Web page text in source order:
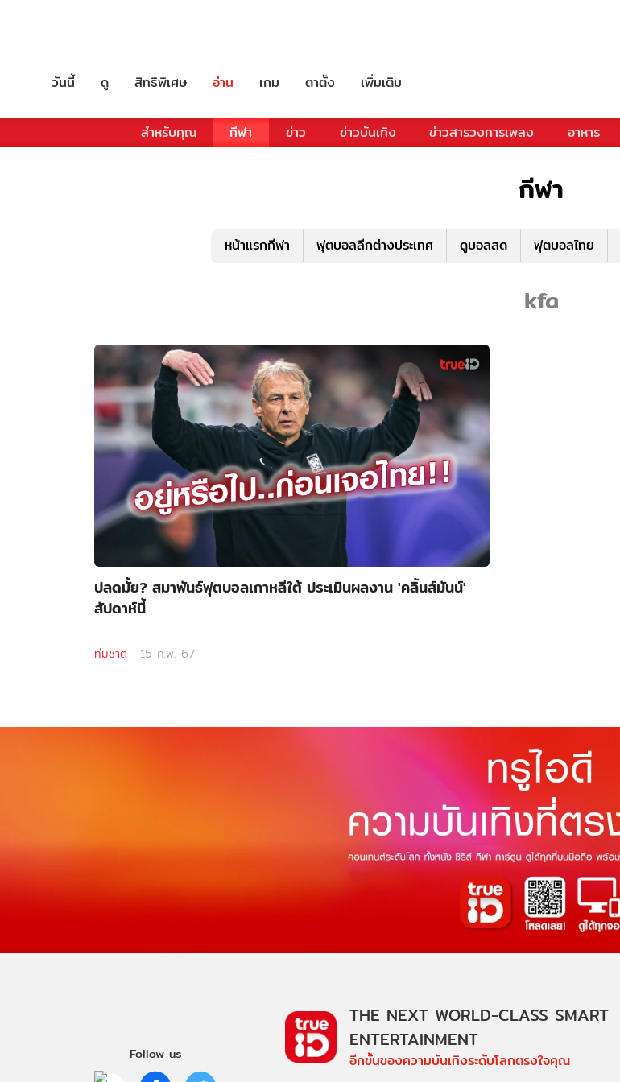
วันนี้ ดู สิทธิพิเศษ อ่าน เกม ตาตั้ง เพิ่มเติม
สำหรับคุณ กีฬา ข่าว ข่าวบันเทิง ข่าวสารวงการเพลง อาหาร
กีฬา
หน้าแรกกีฬา ฟุตบอลลีกต่างประเทศ ดูบอลสด ฟุตบอลไทย
kfa
ปลดมั้ย? สมาพันธ์ฟุตบอลเกาหลีใต้ ประเมินผลงาน 'คลิ้นส์มันน์'
สัปดาห์นี้
ทีมชาติ 15 ก.พ. 67
Follow us
THE NEXT WORLD-CLASS SMART
ENTERTAINMENT
อีกขั้นของความบันเทิงระดับโลกตรงใจคุณ